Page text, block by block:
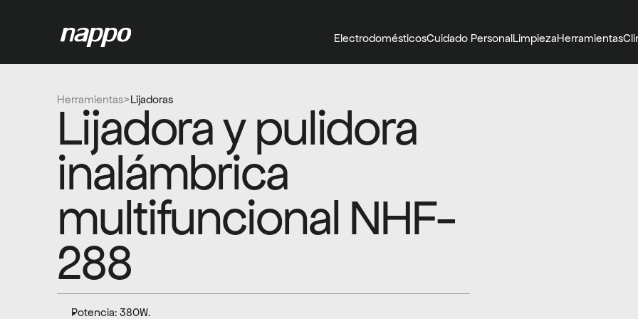
ElectrodomésticosCuidado PersonalLimpiezaHerramientas
Herramientas>Lijadoras
Lijadora y pulidora
inalámbrica
multifuncional NHF-
288
Potencia: 380W.